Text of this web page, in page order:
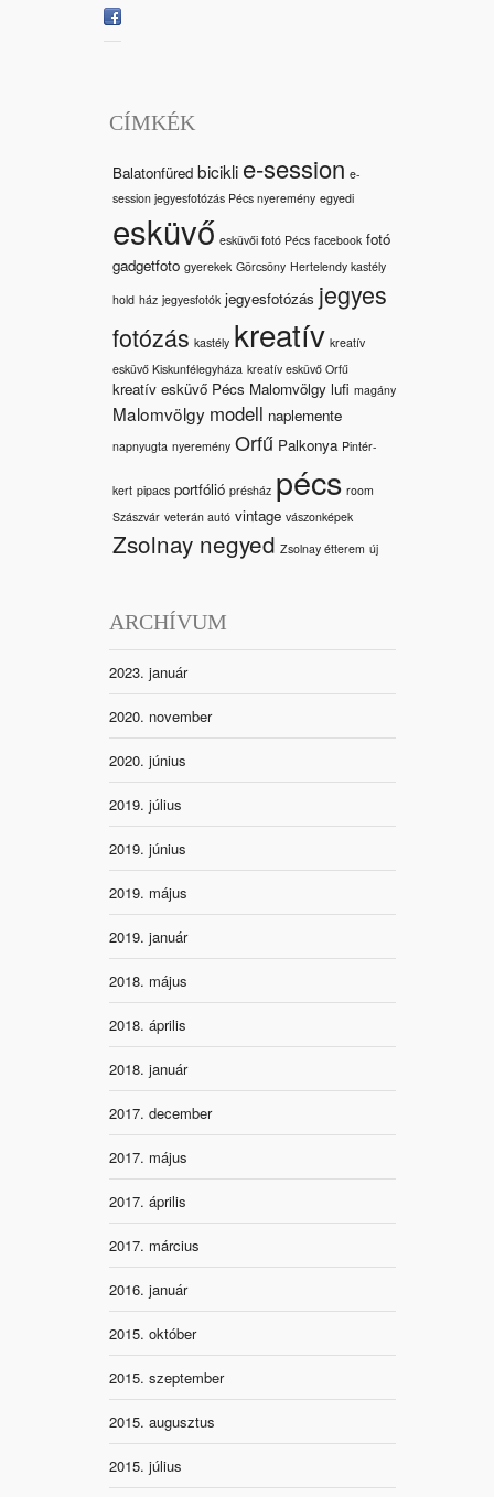
CÍMKÉK
Balatonfüred bicikli e-session e-
session jegyesfotózás Pécs nyeremény egyedi
esküvő esküvői fotó Pécs facebook fotó
gadgetfoto gyerekek Görcsöny Hertelendy kastély
hold ház jegyesfotók jegyesfotózás jegyes
fotózás kastély kreatív kreatív
esküvő Kiskunfélegyháza kreatív esküvő Orfű
kreatív esküvő Pécs Malomvölgy lufi magány
Malomvölgy modell naplemente
napnyugta nyeremény Orfű Palkonya Pintér-
kert pipacs portfólió présház pécs room
Szászvár veterán autó vintage vászonképek
Zsolnay negyed Zsolnay étterem új
ARCHÍVUM
2023. január
2020. november
2020. június
2019. július
2019. június
2019. május
2019. január
2018. május
2018. április
2018. január
2017. december
2017. május
2017. április
2017. március
2016. január
2015. október
2015. szeptember
2015. augusztus
2015. július